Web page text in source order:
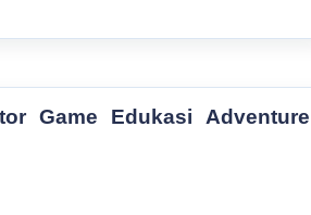
Game Edukasi Adventure